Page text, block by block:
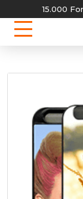
15.000